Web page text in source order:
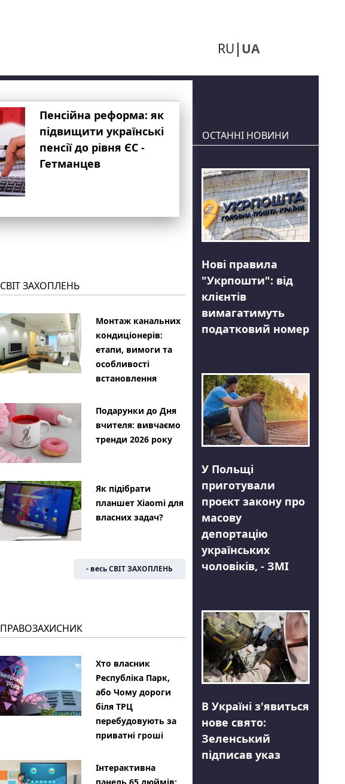
RU UA
Пенсійна реформа: як
підвищити українські
пенсії до рівня ЄС -
Гетманцев
СВІТ ЗАХОПЛЕНЬ
Монтаж канальних
кондиціонерів:
етапи, вимоги та
особливості
встановлення
Подарунки до Дня
вчителя: вивчаємо
тренди 2026 року
Як підібрати
планшет Xiaomi для
власних задач?
- весь СВІТ ЗАХОПЛЕНЬ
ПРАВОЗАХИСНИК
Хто власник
Республіка Парк,
або Чому дороги
біля ТРЦ
перебудовують за
приватні гроші
Інтерактивна
ОСТАННІ НОВИНИ
Нові правила
"Укрпошти": від
клієнтів
вимагатимуть
податковий номер
У Польщі
приготували
проєкт закону про
масову
депортацію
українських
чоловіків, - ЗМІ
В Україні з'явиться
нове свято:
Зеленський
підписав указ